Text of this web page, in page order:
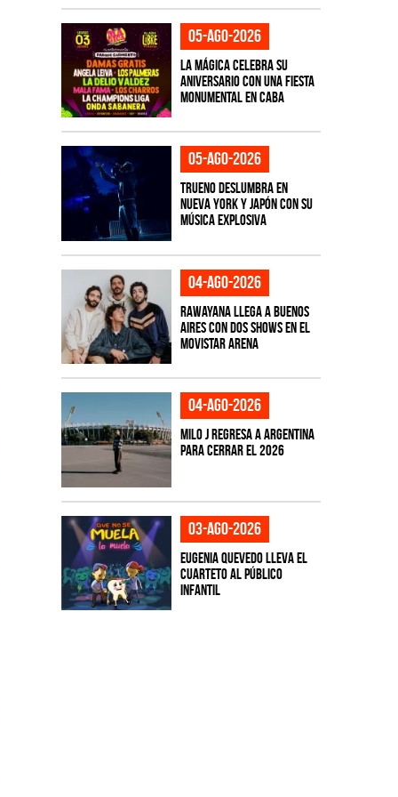
05-ago-2026
La Mágica celebra su
aniversario con una fiesta
monumental en CABA
05-ago-2026
TRUENO deslumbra en
Nueva York y Japón con su
música explosiva
04-ago-2026
Rawayana llega a Buenos
Aires con dos shows en el
Movistar Arena
04-ago-2026
Milo J regresa a Argentina
para cerrar el 2026
03-ago-2026
Eugenia Quevedo lleva el
cuarteto al público
infantil